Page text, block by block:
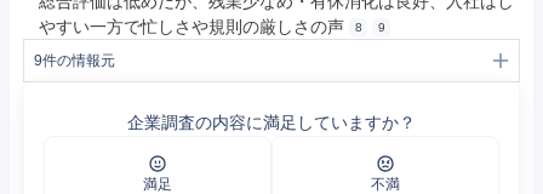
やすい一方で忙しさや規則の厳しさの声
8 9
9件の情報元
日本アスペクトコアについて | DocumentNext 日本アスペクトコア株式会社
「創業55周年特設サイト」を開設しました ｜日本アスペクトコア
企業調査の内容に満足していますか？
満足 不満